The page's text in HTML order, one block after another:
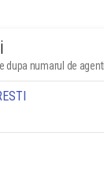
dupa numarul de